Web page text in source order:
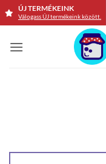
Skip
ÚJ TERMÉKEINK
Válogass ÚJ termékeink között.